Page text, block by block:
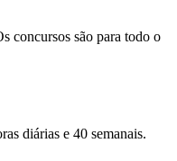
concursos são para todo o
diárias e 40 semanais.